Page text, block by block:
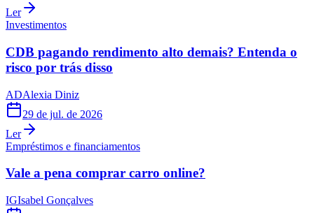
Ler
Investimentos
CDB pagando rendimento alto demais? Entenda o
risco por trás disso
ADAlexia Diniz
29 de jul. de 2026
Ler
Empréstimos e financiamentos
Vale a pena comprar carro online?
IGIsabel Gonçalves